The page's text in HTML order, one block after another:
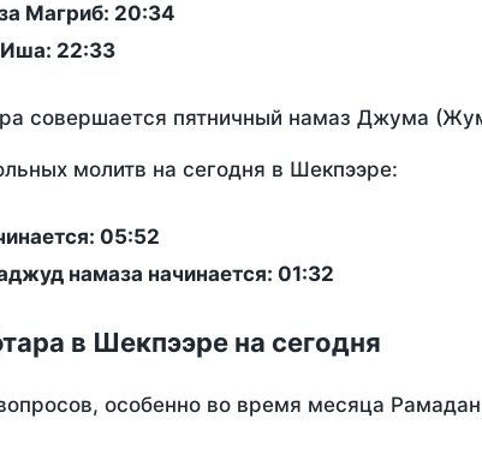
Магриб: 20:34
Иша: 22:33
совершается пятничный намаз Джума
молитв на сегодня в Шекпээре:
05:52
намаза начинается: 01:32
в Шекпээре на сегодня
особенно во время месяца